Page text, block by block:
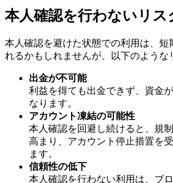
本人確認を行わないリス
本人確認を避けた状態での利用は、短
れるかもしれませんが、以下のような
出金が不可能
利益を得ても出金できず、資金
なります。
アカウント凍結の可能性
本人確認を回避し続けると、規
高まり、アカウント停止措置を
ます。
信頼性の低下
本人確認を行わない利用は、ブ